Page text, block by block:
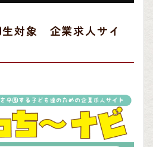
生対象 企業求人サイ